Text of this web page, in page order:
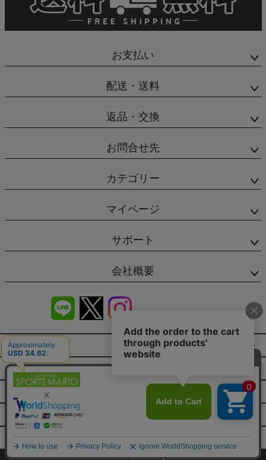
お支払い
配送・送料
返品・交換
お問合せ先
カテゴリー
マイページ
サポート
会社概要
商品レビュー
会社概要（HP）
特定商取引法に基づく表示
©SPORTSMARIO Co.,Ltd. All Rights reserved.